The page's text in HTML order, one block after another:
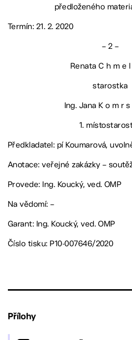
předloženého
Termín: 21. 2. 2020
– 2 –
Renata C h m e
starostka
Ing. Jana K o m r
1.
Předkladatel: pí Koumarová,
Anotace: veřejné zakázky –
Provede: Ing. Koucký, ved. OMP
Na vědomí: –
Garant: Ing. Koucký, ved. OMP
Číslo tisku: P10-007646/2020
Přílohy